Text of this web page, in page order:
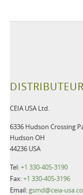
CEIA USA Ltd.
6336 Hudson Crossing
Hudson OH
44236 USA
Tel:+1 330-405-3190
Fax:+1 330-405-3196
Email: gsmd@ceia-